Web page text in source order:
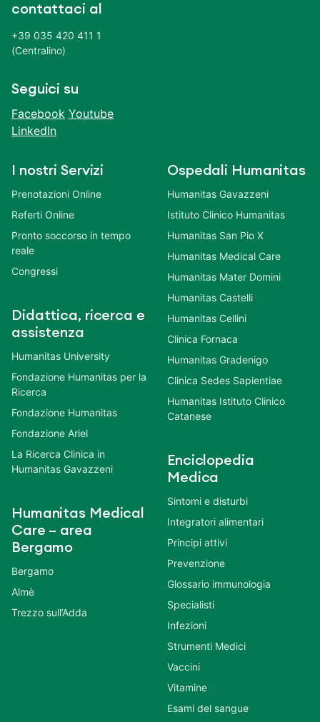
contattaci al
+39 035 420 411 1
(Centralino)
Seguici su
Facebook Youtube
LinkedIn
I nostri Servizi
Prenotazioni Online
Referti Online
Pronto soccorso in tempo
reale
Congressi
Didattica, ricerca e
assistenza
Humanitas University
Fondazione Humanitas per la
Ricerca
Fondazione Humanitas
Fondazione Ariel
La Ricerca Clinica in
Humanitas Gavazzeni
Humanitas Medical
Care – area
Bergamo
Bergamo
Almè
Trezzo sull’Adda
Ospedali Humanitas
Humanitas Gavazzeni
Istituto Clinico Humanitas
Humanitas San Pio X
Humanitas Medical Care
Humanitas Mater Domini
Humanitas Castelli
Humanitas Cellini
Clinica Fornaca
Humanitas Gradenigo
Clinica Sedes Sapientiae
Humanitas Istituto Clinico
Catanese
Enciclopedia
Medica
Sintomi e disturbi
Integratori alimentari
Principi attivi
Prevenzione
Glossario immunologia
Specialisti
Infezioni
Strumenti Medici
Vaccini
Vitamine
Esami del sangue